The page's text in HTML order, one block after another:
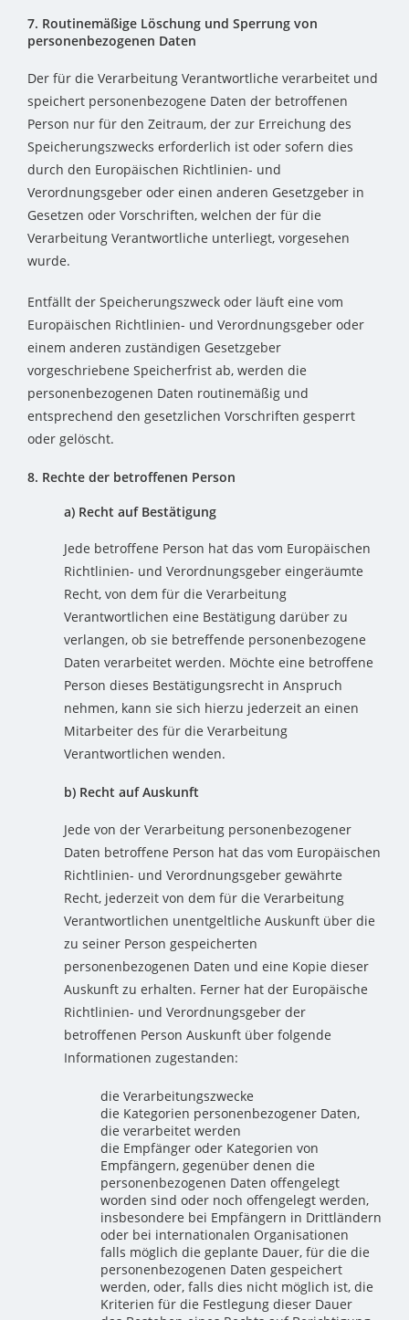
7. Routinemäßige Löschung und Sperrung von
personenbezogenen Daten
Der für die Verarbeitung Verantwortliche verarbeitet und
speichert personenbezogene Daten der betroffenen
Person nur für den Zeitraum, der zur Erreichung des
Speicherungszwecks erforderlich ist oder sofern dies
durch den Europäischen Richtlinien- und
Verordnungsgeber oder einen anderen Gesetzgeber in
Gesetzen oder Vorschriften, welchen der für die
Verarbeitung Verantwortliche unterliegt, vorgesehen
wurde.
Entfällt der Speicherungszweck oder läuft eine vom
Europäischen Richtlinien- und Verordnungsgeber oder
einem anderen zuständigen Gesetzgeber
vorgeschriebene Speicherfrist ab, werden die
personenbezogenen Daten routinemäßig und
entsprechend den gesetzlichen Vorschriften gesperrt
oder gelöscht.
8. Rechte der betroffenen Person
a) Recht auf Bestätigung
Jede betroffene Person hat das vom Europäischen
Richtlinien- und Verordnungsgeber eingeräumte
Recht, von dem für die Verarbeitung
Verantwortlichen eine Bestätigung darüber zu
verlangen, ob sie betreffende personenbezogene
Daten verarbeitet werden. Möchte eine betroffene
Person dieses Bestätigungsrecht in Anspruch
nehmen, kann sie sich hierzu jederzeit an einen
Mitarbeiter des für die Verarbeitung
Verantwortlichen wenden.
b) Recht auf Auskunft
Jede von der Verarbeitung personenbezogener
Daten betroffene Person hat das vom Europäischen
Richtlinien- und Verordnungsgeber gewährte
Recht, jederzeit von dem für die Verarbeitung
Verantwortlichen unentgeltliche Auskunft über die
zu seiner Person gespeicherten
personenbezogenen Daten und eine Kopie dieser
Auskunft zu erhalten. Ferner hat der Europäische
Richtlinien- und Verordnungsgeber der
betroffenen Person Auskunft über folgende
Informationen zugestanden:
die Verarbeitungszwecke
die Kategorien personenbezogener Daten,
die verarbeitet werden
die Empfänger oder Kategorien von
Empfängern, gegenüber denen die
personenbezogenen Daten offengelegt
worden sind oder noch offengelegt werden,
insbesondere bei Empfängern in Drittländern
oder bei internationalen Organisationen
falls möglich die geplante Dauer, für die die
personenbezogenen Daten gespeichert
werden, oder, falls dies nicht möglich ist, die
Kriterien für die Festlegung dieser Dauer